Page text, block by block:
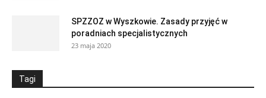
SPZZOZ w Wyszkowie. Zasady przyjęć w
poradniach specjalistycznych
23 maja 2020
Tagi